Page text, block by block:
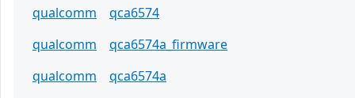
qualcomm
qca6574
qualcomm
qca6574a_firmware
qualcomm
qca6574a